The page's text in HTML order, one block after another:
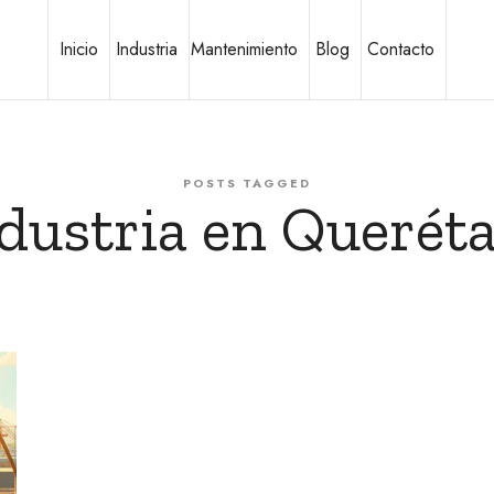
Inicio Industria Mantenimiento Blog Contacto
POSTS TAGGED
en